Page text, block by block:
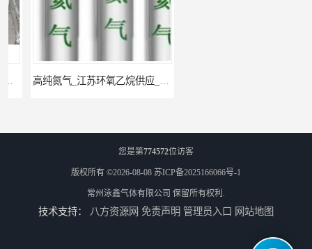
高纯氮气_江苏环氧乙烷供应_泳鑫气体
您是第774572位访客
版权所有 ©2026-08-08 苏ICP备2025166066号-1
常州泳鑫气体有限公司 保留所有权利.
技术支持： 八方资源网 免责声明 管理员入口 网站地图